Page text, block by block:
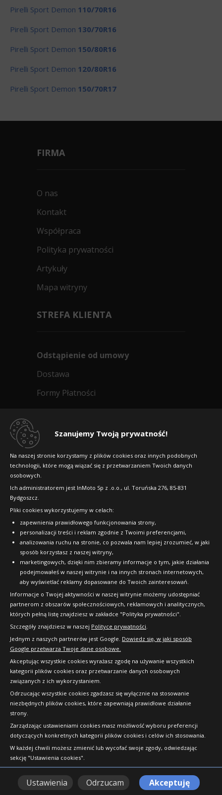
Szanujemy Twoją prywatność!
Na naszej stronie korzystamy z plików cookies oraz innych podobnych
technologii, które mogą wiązać się z przetwarzaniem Twoich danych
osobowych.
Ich administratorem jest InMoto Sp z .o.o., ul. Toruńska 276, 85-831
Bydgoszcz.
Pliki cookies wykorzystujemy w celach:
zapewnienia prawidłowego funkcjonowania strony,
personalizacji treści i reklam zgodnie z Twoimi preferencjami,
analizowania ruchu na stronie, co pozwala nam lepiej zrozumieć, w jaki
sposób korzystasz z naszej witryny,
marketingowych, dzięki nim zbieramy informacje o tym, jakie działania
podejmowałeś w naszej witrynie i na innych stronach internetowych,
aby wyświetlać reklamy dopasowane do Twoich zainteresowań.
Informacje o Twojej aktywności w naszej witrynie możemy udostępniać
partnerom z obszarów społecznościowych, reklamowych i analitycznych,
których pełną listę znajdziesz w zakładce "Polityka prywatności".
Szczegóły znajdziesz w naszej Polityce prywatności.
Jednym z naszych partnerów jest Google. Dowiedz się, w jaki sposób
Google przetwarza Twoje dane osobowe.
Akceptując wszystkie cookies wyrażasz zgodę na używanie wszystkich
kategorii plików cookies oraz przetwarzanie danych osobowych
związanych z ich wykorzystaniem.
Odrzucając wszystkie cookies zgadzasz się wyłącznie na stosowanie
niezbędnych plików cookies, które zapewniają prawidłowe działanie
strony.
Zarządzając ustawieniami cookies masz możliwość wyboru preferencji
dotyczących konkretnych kategorii plików cookies i celów ich stosowania.
W każdej chwili możesz zmienić lub wycofać swoje zgody, odwiedzając
sekcję "Ustawienia cookies".
Ustawienia Odrzucam Akceptuję
Pirelli Sport Demon 110/70R16
Pirelli Sport Demon 130/70R16
Pirelli Sport Demon 150/80R16
Pirelli Sport Demon 120/80R16
Pirelli Sport Demon 150/70R17
FIRMA
O nas
Kontakt
Współpraca
Polityka prywatności
Artykuły
Mapa witryny
STREFA KLIENTA
Odstąpienie od umowy
Dostawa
Formy Płatności
Dlaczego warto kupić w 24opony.pl
Raty
FAQ
OFICJALNY PARTNER
Copyright © 2010-2026 24opony.pl. Wszelkie
prawa zastrzeżone.